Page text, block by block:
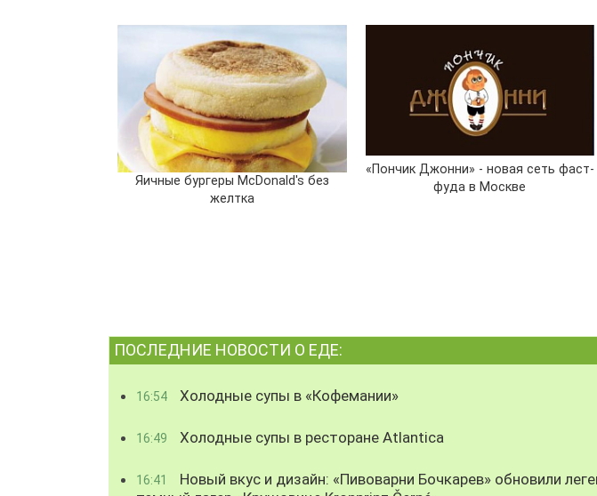
Яичные бургеры McDonald's без
желтка
«Пончик Джонни» - новая сеть фаст-
фуда в Москве
ПОСЛЕДНИЕ НОВОСТИ О ЕДЕ:
16:54 Холодные супы в «Кофемании»
16:49 Холодные супы в ресторане Atlantica
16:41
Новый вкус и дизайн: «Пивоварни Бочкарев» обновили